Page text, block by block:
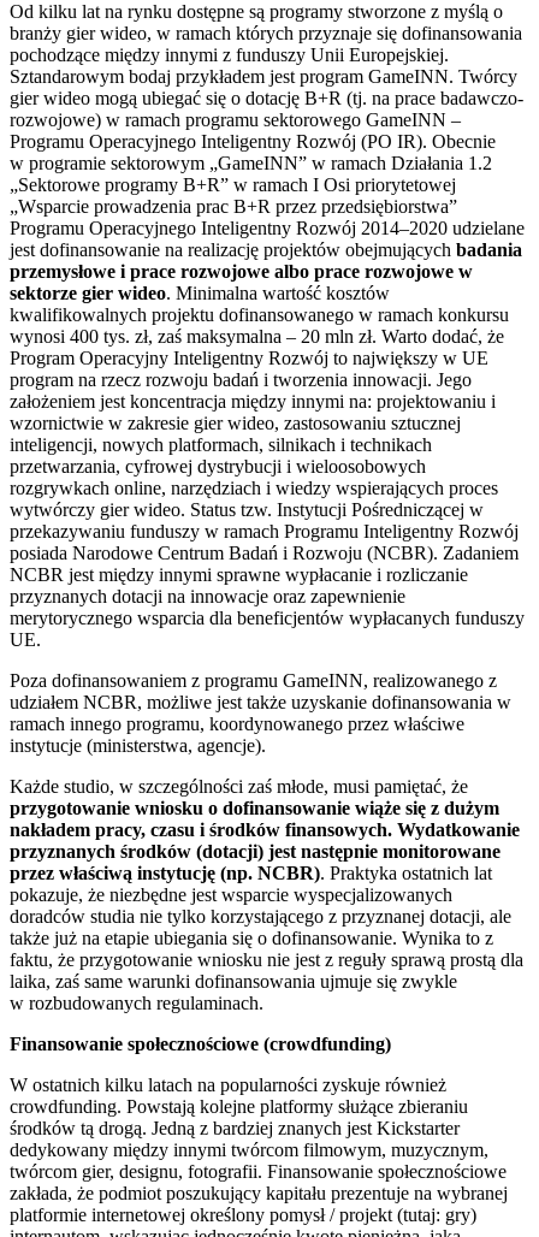
Od kilku lat na rynku dostępne są programy stworzone z myślą o
branży gier wideo, w ramach których przyznaje się dofinansowania
pochodzące między innymi z funduszy Unii Europejskiej.
Sztandarowym bodaj przykładem jest program GameINN. Twórcy
gier wideo mogą ubiegać się o dotację B+R (tj. na prace badawczo-
rozwojowe) w ramach programu sektorowego GameINN –
Programu Operacyjnego Inteligentny Rozwój (PO IR). Obecnie
w programie sektorowym „GameINN” w ramach Działania 1.2
„Sektorowe programy B+R” w ramach I Osi priorytetowej
„Wsparcie prowadzenia prac B+R przez przedsiębiorstwa”
Programu Operacyjnego Inteligentny Rozwój 2014–2020 udzielane
jest dofinansowanie na realizację projektów obejmujących badania
przemysłowe i prace rozwojowe albo prace rozwojowe w
sektorze gier wideo. Minimalna wartość kosztów
kwalifikowalnych projektu dofinansowanego w ramach konkursu
wynosi 400 tys. zł, zaś maksymalna – 20 mln zł. Warto dodać, że
Program Operacyjny Inteligentny Rozwój to największy w UE
program na rzecz rozwoju badań i tworzenia innowacji. Jego
założeniem jest koncentracja między innymi na: projektowaniu i
wzornictwie w zakresie gier wideo, zastosowaniu sztucznej
inteligencji, nowych platformach, silnikach i technikach
przetwarzania, cyfrowej dystrybucji i wieloosobowych
rozgrywkach online, narzędziach i wiedzy wspierających proces
wytwórczy gier wideo. Status tzw. Instytucji Pośredniczącej w
przekazywaniu funduszy w ramach Programu Inteligentny Rozwój
posiada Narodowe Centrum Badań i Rozwoju (NCBR). Zadaniem
NCBR jest między innymi sprawne wypłacanie i rozliczanie
przyznanych dotacji na innowacje oraz zapewnienie
merytorycznego wsparcia dla beneficjentów wypłacanych funduszy
UE.
Poza dofinansowaniem z programu GameINN, realizowanego z
udziałem NCBR, możliwe jest także uzyskanie dofinansowania w
ramach innego programu, koordynowanego przez właściwe
instytucje (ministerstwa, agencje).
Każde studio, w szczególności zaś młode, musi pamiętać, że
przygotowanie wniosku o dofinansowanie wiąże się z dużym
nakładem pracy, czasu i środków finansowych. Wydatkowanie
przyznanych środków (dotacji) jest następnie monitorowane
przez właściwą instytucję (np. NCBR). Praktyka ostatnich lat
pokazuje, że niezbędne jest wsparcie wyspecjalizowanych
doradców studia nie tylko korzystającego z przyznanej dotacji, ale
także już na etapie ubiegania się o dofinansowanie. Wynika to z
faktu, że przygotowanie wniosku nie jest z reguły sprawą prostą dla
laika, zaś same warunki dofinansowania ujmuje się zwykle
w rozbudowanych regulaminach.
Finansowanie społecznościowe (crowdfunding)
W ostatnich kilku latach na popularności zyskuje również
crowdfunding. Powstają kolejne platformy służące zbieraniu
środków tą drogą. Jedną z bardziej znanych jest Kickstarter
dedykowany między innymi twórcom filmowym, muzycznym,
twórcom gier, designu, fotografii. Finansowanie społecznościowe
zakłada, że podmiot poszukujący kapitału prezentuje na wybranej
platformie internetowej określony pomysł / projekt (tutaj: gry)